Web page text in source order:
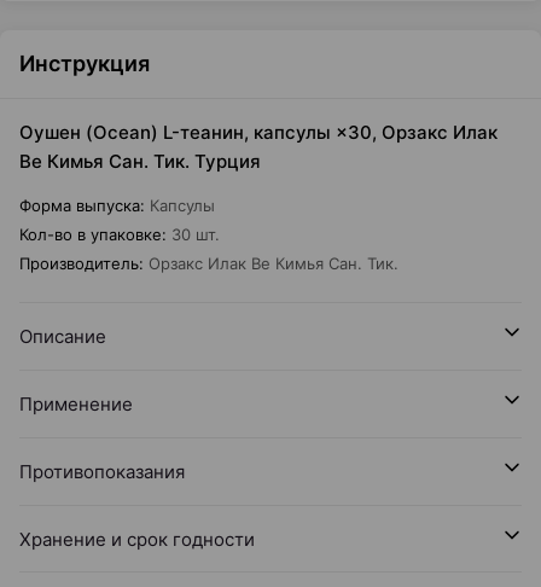
Инструкция
Оушен (Ocean) L-теанин, капсулы ×30, Орзакс Илак
Ве Кимья Сан. Тик. Турция
Форма выпуска: Капсулы
Кол-во в упаковке: 30 шт.
Производитель: Орзакс Илак Ве Кимья Сан. Тик.
Описание
Применение
Противопоказания
Хранение и срок годности